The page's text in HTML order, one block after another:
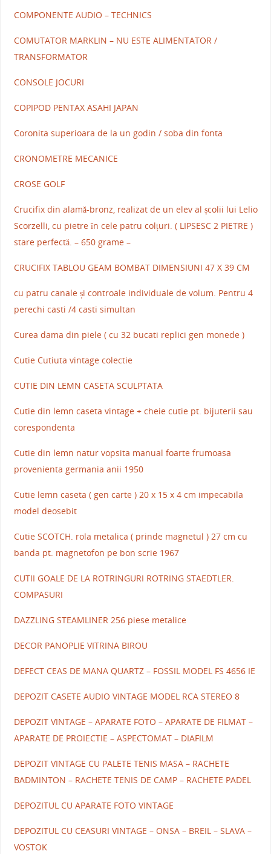
COMPONENTE AUDIO – TECHNICS
COMUTATOR MARKLIN – NU ESTE ALIMENTATOR /
TRANSFORMATOR
CONSOLE JOCURI
COPIPOD PENTAX ASAHI JAPAN
Coronita superioara de la un godin / soba din fonta
CRONOMETRE MECANICE
CROSE GOLF
Crucifix din alamă-bronz, realizat de un elev al școlii lui Lelio
Scorzelli, cu pietre în cele patru colțuri. ( LIPSESC 2 PIETRE )
stare perfectă. – 650 grame –
CRUCIFIX TABLOU GEAM BOMBAT DIMENSIUNI 47 X 39 CM
cu patru canale și controale individuale de volum. Pentru 4
perechi casti /4 casti simultan
Curea dama din piele ( cu 32 bucati replici gen monede )
Cutie Cutiuta vintage colectie
CUTIE DIN LEMN CASETA SCULPTATA
Cutie din lemn caseta vintage + cheie cutie pt. bijuterii sau
corespondenta
Cutie din lemn natur vopsita manual foarte frumoasa
provenienta germania anii 1950
Cutie lemn caseta ( gen carte ) 20 x 15 x 4 cm impecabila
model deosebit
Cutie SCOTCH. rola metalica ( prinde magnetul ) 27 cm cu
banda pt. magnetofon pe bon scrie 1967
CUTII GOALE DE LA ROTRINGURI ROTRING STAEDTLER.
COMPASURI
DAZZLING STEAMLINER 256 piese metalice
DECOR PANOPLIE VITRINA BIROU
DEFECT CEAS DE MANA QUARTZ – FOSSIL MODEL FS 4656 IE
DEPOZIT CASETE AUDIO VINTAGE MODEL RCA STEREO 8
DEPOZIT VINTAGE – APARATE FOTO – APARATE DE FILMAT –
APARATE DE PROIECTIE – ASPECTOMAT – DIAFILM
DEPOZIT VINTAGE CU PALETE TENIS MASA – RACHETE
BADMINTON – RACHETE TENIS DE CAMP – RACHETE PADEL
DEPOZITUL CU APARATE FOTO VINTAGE
DEPOZITUL CU CEASURI VINTAGE – ONSA – BREIL – SLAVA –
VOSTOK